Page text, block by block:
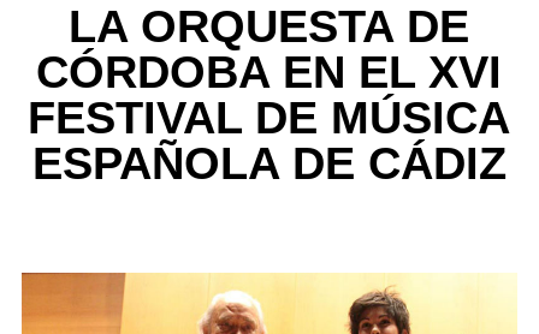
LA ORQUESTA DE
CÓRDOBA EN EL XVI
FESTIVAL DE MÚSICA
ESPAÑOLA DE CÁDIZ